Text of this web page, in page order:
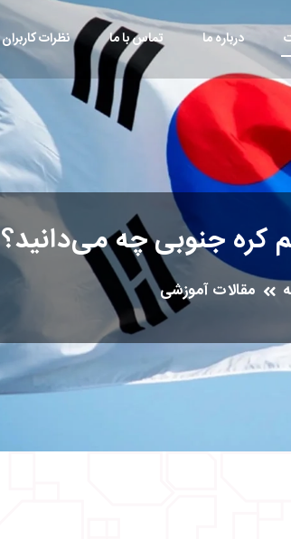
درباره ما تماس با ما نظرات کاربران
کره جنوبی چه می‌دانید؟
مقالات آموزشی